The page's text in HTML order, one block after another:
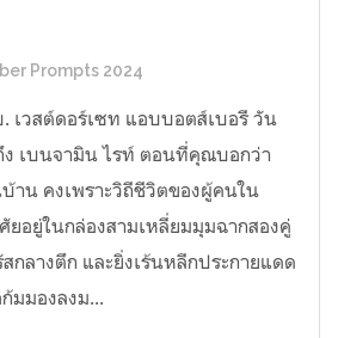
Prompts 2024
เวสต์ดอร์เซท แอบบอตส์เบอรี วัน
เบนจามิน ไรท์ ตอนที่คุณบอกว่า
น คงเพราะวิถีชีวิตของผู้คนใน
อยู่ในกล่องสามเหลี่ยมมุมฉากสองคู่
กลางตึก และยิ่งเร้นหลีกประกายแดด
มมองลงม...